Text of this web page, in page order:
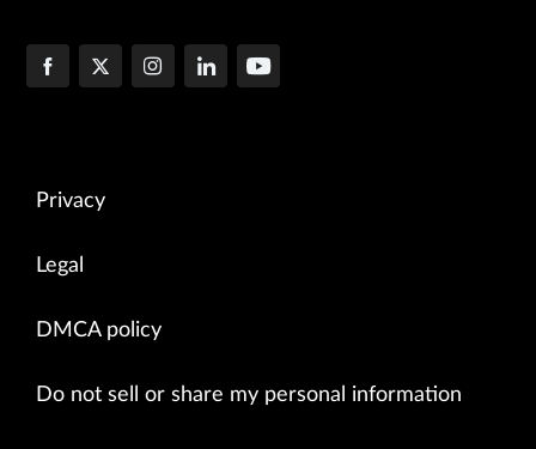
Privacy
Legal
DMCA policy
Do not sell or share my personal information